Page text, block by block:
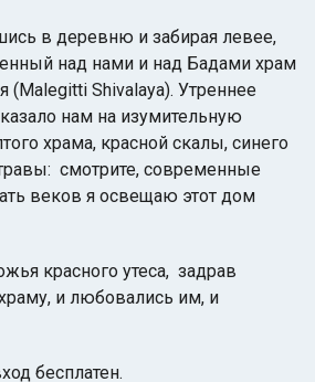
в деревню и забирая левее,
над нами и над Бадами храм
(Malegitti Shivalaya). Утреннее
нам на изумительную
храма, красной скалы, синего
смотрите, современные
веков я освещаю этот дом
красного утеса, задрав
и любовались им, и
бесплатен.